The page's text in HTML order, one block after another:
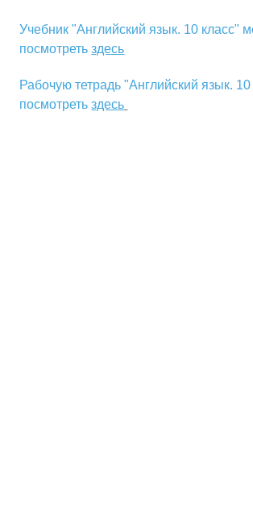
Учебник "Английский язык. 10 класс"
посмотретьздесь
Рабочую тетрадь "Английский язык.
посмотретьздесь